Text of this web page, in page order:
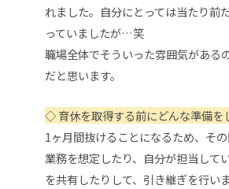
れました。 自分にとっては当たり前
っていましたが…笑
職場全体でそういった雰囲気がある
だと思います。
◇育休を取得する前にどんな準備を
1ヶ月間抜けることになるため、そ
業務を想定したり、自分が担当して
を共有したりして、引き継ぎを行い